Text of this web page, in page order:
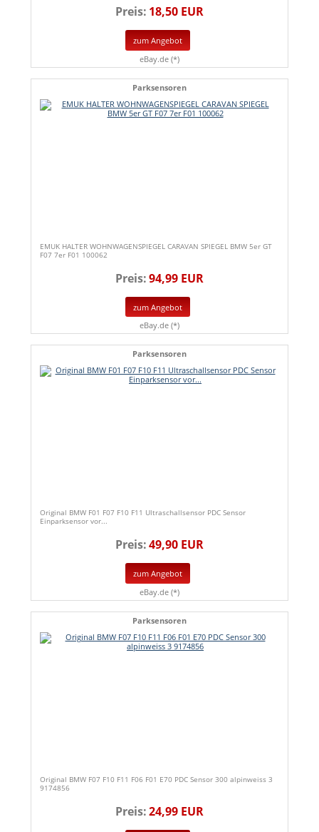
Preis: 18,50 EUR
zum Angebot
eBay.de (*)
Parksensoren
EMUK HALTER WOHNWAGENSPIEGEL CARAVAN SPIEGEL BMW 5er GT
F07 7er F01 100062
Preis:94,99 EUR
zum Angebot
eBay.de (*)
Parksensoren
Original BMW F01 F07 F10 F11 Ultraschallsensor PDC Sensor
Einparksensor vor...
Preis:49,90 EUR
zum Angebot
eBay.de (*)
Parksensoren
Original BMW F07 F10 F11 F06 F01 E70 PDC Sensor 300 alpinweiss 3
9174856
Preis:24,99 EUR